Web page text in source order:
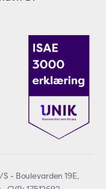
- Boulevarden 19E,